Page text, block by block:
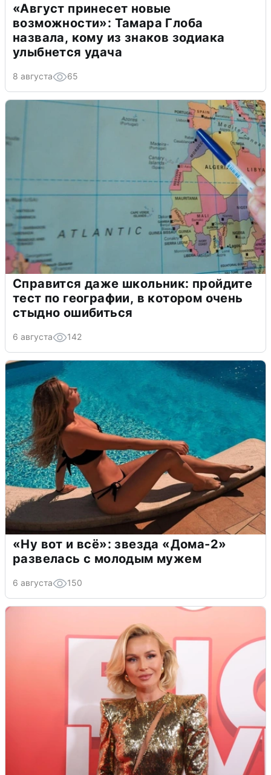
«Август принесет новые
возможности»: Тамара Глоба
назвала, кому из знаков зодиака
улыбнется удача
8 августа 65
Справится даже школьник: пройдите
тест по географии, в котором очень
стыдно ошибиться
6 августа 142
«Ну вот и всё»: звезда «Дома-2»
развелась с молодым мужем
6 августа 150